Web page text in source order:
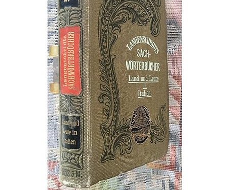
Start Selling
CLOSE